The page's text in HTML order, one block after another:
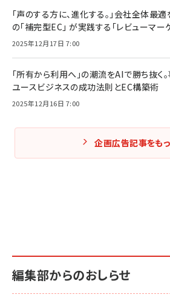
「声のする方に、進化する。」会社全体最
の「補完型EC」 が実践する「レビューマー
2025年12月17日 7:00
「所有から利用へ」の潮流をAIで勝ち抜く
ユースビジネスの成功法則とEC構築術
2025年12月16日 7:00
企画広告記事をも
編集部からのおしらせ